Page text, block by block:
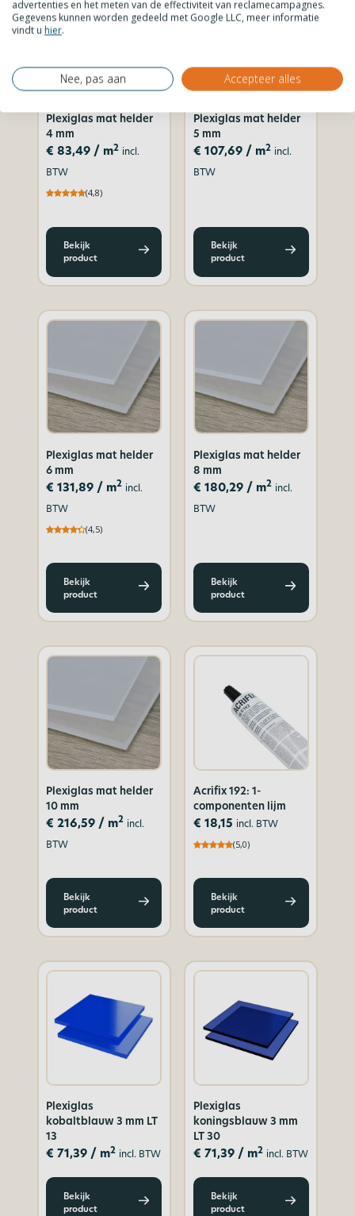
Plexiglas mat helder
4 mm
€ 83,49 / m2 incl.
BTW
(4,8)
Bekijk
product
Plexiglas mat helder
5 mm
€ 107,69/ m2 incl.
BTW
Bekijk
product
Plexiglas mat helder
6 mm
€ 131,89 / m2 incl.
BTW
(4,5)
Bekijk
product
Plexiglas mat helder
8 mm
€ 180,29/ m2 incl.
BTW
Bekijk
product
Plexiglas mat helder
10 mm
€ 216,59 / m2 incl.
BTW
Bekijk
product
Acrifix 192: 1-
componenten lijm
€ 18,15 incl. BTW
(5,0)
Bekijk
product
Plexiglas
kobaltblauw 3 mm LT
13
€ 71,39 / m2 incl. BTW
Bekijk
product
Plexiglas
koningsblauw 3 mm
LT 30
€ 71,39/ m2 incl. BTW
Bekijk
product
advertenties en het meten van de effectiviteit van reclamecampagnes.
Gegevens kunnen worden gedeeld met Google LLC, meer informatie
vindt u hier.
Nee, pas aan Accepteer alles